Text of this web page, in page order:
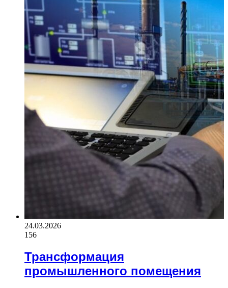
24.03.2026
156
Трансформация
промышленного помещения